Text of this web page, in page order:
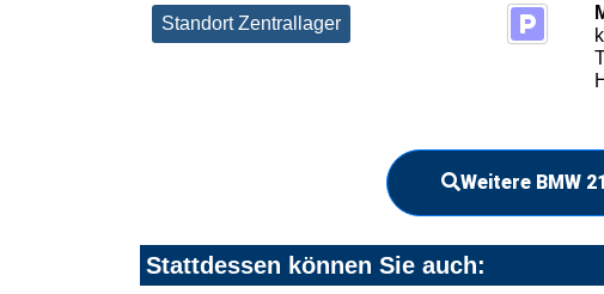
Standort Zentrallager
Weitere BMW
Stattdessen können Sie auch: